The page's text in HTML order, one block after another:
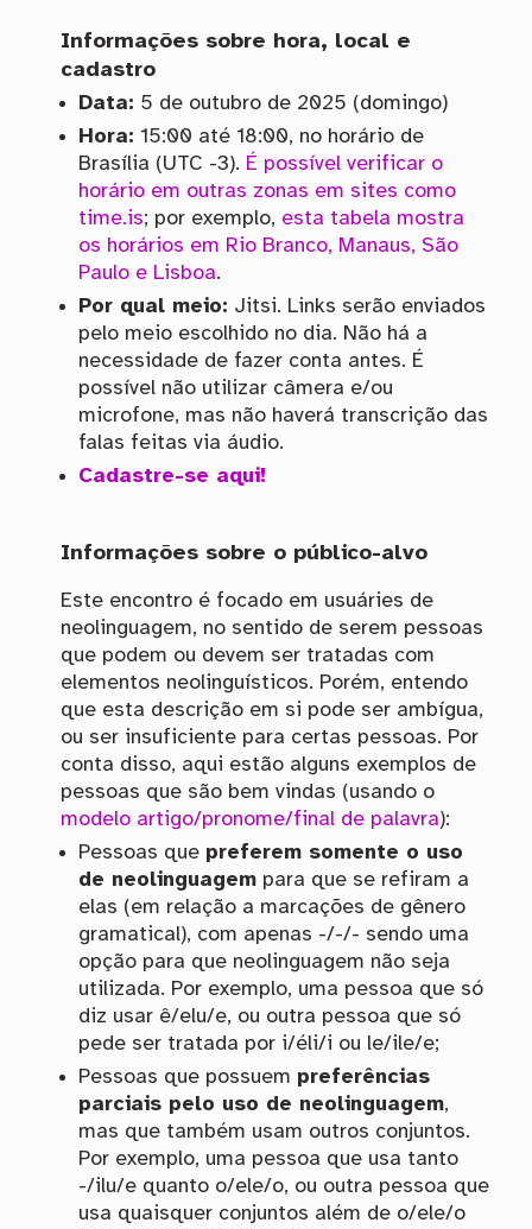
Informações sobre hora, local e
cadastro
Data: 5 de outubro de 2025 (domingo)
Hora: 15:00 até 18:00, no horário de
Brasília (UTC -3). É possível verificar o
horário em outras zonas em sites como
time.is; por exemplo, esta tabela mostra
os horários em Rio Branco, Manaus, São
Paulo e Lisboa.
Por qual meio: Jitsi. Links serão enviados
pelo meio escolhido no dia. Não há a
necessidade de fazer conta antes. É
possível não utilizar câmera e/ou
microfone, mas não haverá transcrição das
falas feitas via áudio.
Cadastre-se aqui!
Informações sobre o público-alvo
Este encontro é focado em usuáries de
neolinguagem, no sentido de serem pessoas
que podem ou devem ser tratadas com
elementos neolinguísticos. Porém, entendo
que esta descrição em si pode ser ambígua,
ou ser insuficiente para certas pessoas. Por
conta disso, aqui estão alguns exemplos de
pessoas que são bem vindas (usando o
modelo artigo/pronome/final de palavra):
Pessoas que preferem somente o uso
de neolinguagempara que se refiram a
elas (em relação a marcações de gênero
gramatical), com apenas -/-/- sendo uma
opção para que neolinguagem não seja
utilizada. Por exemplo, uma pessoa que só
diz usar ê/elu/e, ou outra pessoa que só
pede ser tratada por i/éli/i ou le/ile/e;
Pessoas que possuem preferências
parciais pelo uso de neolinguagem,
mas que também usam outros conjuntos.
Por exemplo, uma pessoa que usa tanto
-/ilu/e quanto o/ele/o, ou outra pessoa que
usa quaisquer conjuntos além de o/ele/o